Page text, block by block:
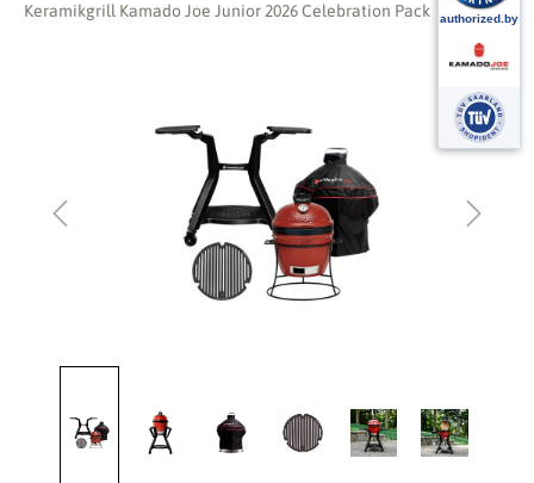
Keramikgrill Kamado Joe Junior 2026 Celebration Pack